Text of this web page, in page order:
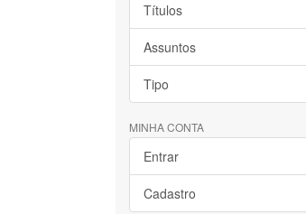
Títulos
Assuntos
Tipo
MINHA CONTA
Entrar
Cadastro